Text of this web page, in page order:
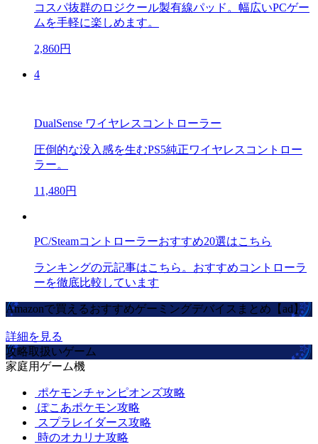
コスパ抜群のロジクール製有線パッド。幅広いPCゲー
ムを手軽に楽しめます。
2,860円
4
DualSense ワイヤレスコントローラー
圧倒的な没入感を生むPS5純正ワイヤレスコントロー
ラー。
11,480円
PC/Steamコントローラーおすすめ20選はこちら
ランキングの元記事はこちら。おすすめコントローラ
ーを徹底比較しています
Amazonで買えるおすすめゲーミングデバイスまとめ【ad】
詳細を見る
攻略取扱いゲーム
家庭用ゲーム機
ポケモンチャンピオンズ攻略
ぽこあポケモン攻略
スプラレイダース攻略
時のオカリナ攻略